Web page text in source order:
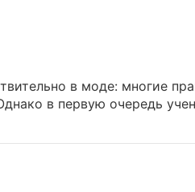
в моде: многие
в первую очередь